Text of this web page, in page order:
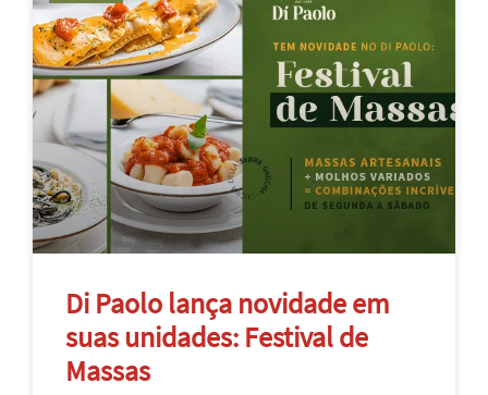
Di Paolo lança novidade em
suas unidades: Festival de
Massas